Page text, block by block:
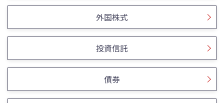
外国株式
投資信託
債券